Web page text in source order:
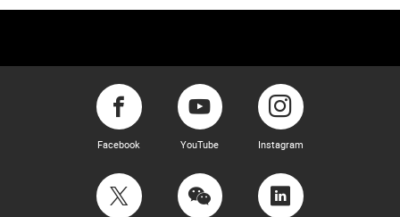
Facebook YouTube Instagram